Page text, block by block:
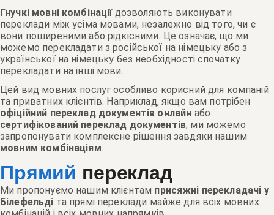
Гнучкі мовні комбінаціїдозволяють виконувати
переклади між усіма мовами, незалежно від того, чи є
вони поширеними або рідкісними. Це означає, що ми
можемо перекладати з російської на німецьку або з
української на німецьку без необхідності спочатку
перекладати на інші мови.
Цей вид мовних послуг особливо корисний для компаній
та приватних клієнтів. Наприклад, якщо вам потрібен
офіційний переклад документів онлайн або
сертифікований переклад документів, ми можемо
запропонувати комплексне рішення завдяки нашим
мовним комбінаціям.
Прямий переклад
Ми пропонуємо нашим клієнтам присяжні перекладачі у
Білефельді та прямі переклади майже для всіх мовних